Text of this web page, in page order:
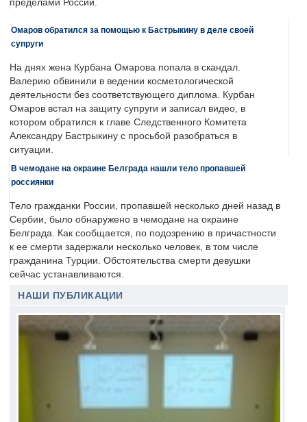
пределами России.
Омаров обратился за помощью к Бастрыкину в деле своей
супруги
На днях жена Курбана Омарова попала в скандал.
Валерию обвинили в ведении косметологической
деятельности без соответствующего диплома. Курбан
Омаров встал на защиту супруги и записал видео, в
котором обратился к главе Следственного Комитета
Александру Бастрыкину с просьбой разобраться в
ситуации.
В чемодане на окраине Белграда нашли тело пропавшей
россиянки
Тело гражданки России, пропавшей несколько дней назад в
Сербии, было обнаружено в чемодане на окраине
Белграда. Как сообщается, по подозрению в причастности
к ее смерти задержали несколько человек, в том числе
гражданина Турции. Обстоятельства смерти девушки
сейчас устанавливаются.
НАШИ ПУБЛИКАЦИИ